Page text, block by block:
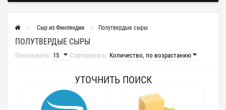
Сыр из Финляндии Полутвердые сыры
ПОЛУТВЕРДЫЕ СЫРЫ
Показывать: Сортировать:
УТОЧНИТЬ ПОИСК